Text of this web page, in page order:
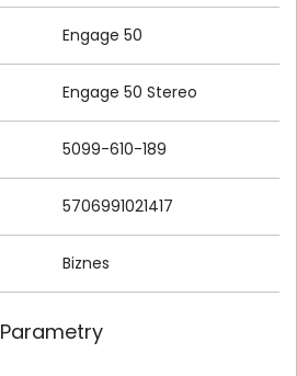
Engage 50
Engage 50 Stereo
5099-610-189
5706991021417
Biznes
Parametry